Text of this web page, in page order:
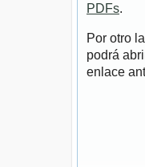
PDFs.
Por otro
podrá
enlace